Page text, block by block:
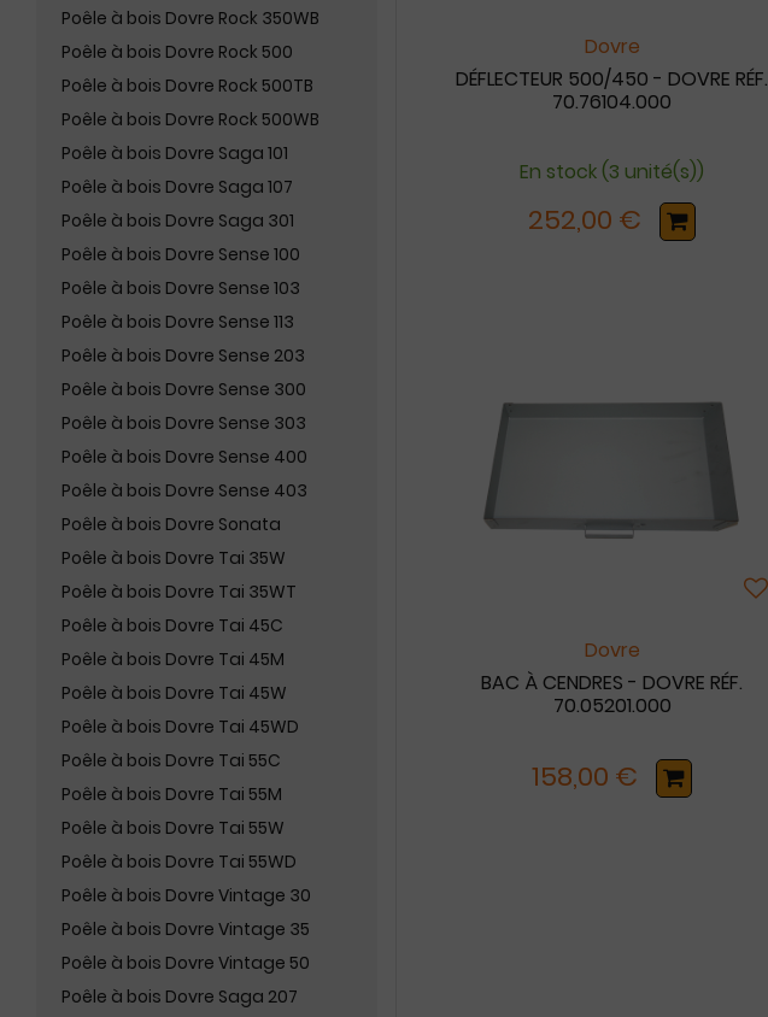
Poêle à bois Dovre Rock 350WB
Poêle à bois Dovre Rock 500
Poêle à bois Dovre Rock 500TB
Poêle à bois Dovre Rock 500WB
Poêle à bois Dovre Saga 101
Poêle à bois Dovre Saga 107
Poêle à bois Dovre Saga 301
Poêle à bois Dovre Sense 100
Poêle à bois Dovre Sense 103
Poêle à bois Dovre Sense 113
Poêle à bois Dovre Sense 203
Poêle à bois Dovre Sense 300
Poêle à bois Dovre Sense 303
Poêle à bois Dovre Sense 400
Poêle à bois Dovre Sense 403
Poêle à bois Dovre Sonata
Poêle à bois Dovre Tai 35W
Poêle à bois Dovre Tai 35WT
Poêle à bois Dovre Tai 45C
Poêle à bois Dovre Tai 45M
Poêle à bois Dovre Tai 45W
Poêle à bois Dovre Tai 45WD
Poêle à bois Dovre Tai 55C
Poêle à bois Dovre Tai 55M
Poêle à bois Dovre Tai 55W
Poêle à bois Dovre Tai 55WD
Poêle à bois Dovre Vintage 30
Poêle à bois Dovre Vintage 35
Poêle à bois Dovre Vintage 50
Poêle à bois Dovre Saga 207
Dovre
DÉFLECTEUR 500/450 - DOVRE RÉF.
70.76104.000
En stock (3 unité(s))
252,00 €
Dovre
BAC À CENDRES - DOVRE RÉF.
70.05201.000
158,00 €